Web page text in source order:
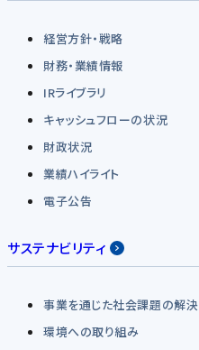
経営方針・戦略
財務・業績情報
IRライブラリ
キャッシュフローの状況
財政状況
業績ハイライト
電子公告
サステナビリティ
事業を通じた社会課題の解決
環境への取り組み